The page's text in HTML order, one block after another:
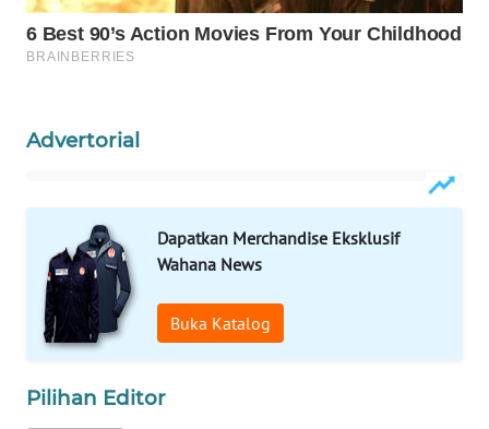
Advertorial
Dapatkan Merchandise Eksklusif
Wahana News
Buka Katalog
Pilihan Editor
WAHANA
WAHANA
LISTRIK
WAHANA
TRAVEL
WAHANA
TV
ID